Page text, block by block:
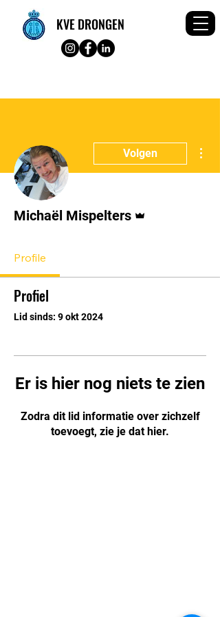
KVE DRONGEN
Volgen
Michaël Mispelters
Profile
Profiel
Lid sinds: 9 okt 2024
Er is hier nog niets te zien
Zodra dit lid informatie over zichzelf
toevoegt, zie je dat hier.